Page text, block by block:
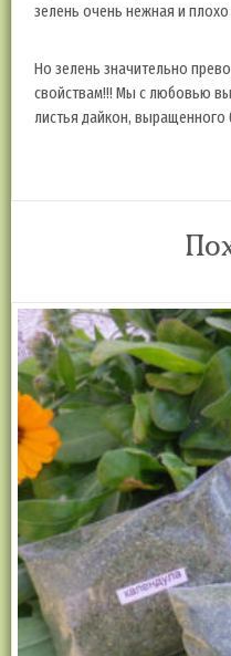
зелень очень нежная и плохо
Но зелень значительно
свойствам!!! Мы с любовью
листья дайкон, выращенного